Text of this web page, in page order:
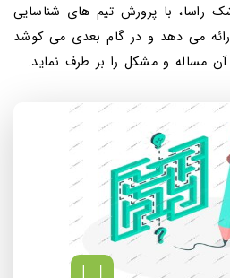
راسا، با پرورش تیم های شناسایی
می دهد و در گام بعدی می ­کوشد
آن مساله و مشکل را بر طرف نماید.​​​​​​​